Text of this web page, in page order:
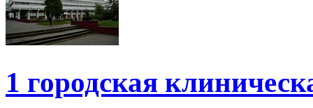
1 городская